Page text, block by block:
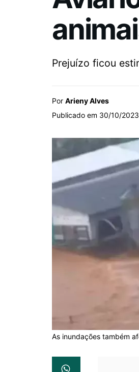
Prejuízo ficou
Por Arieny Alves
Publicado em 30/10/
As inundações também